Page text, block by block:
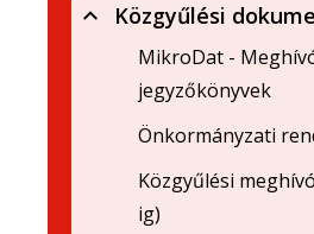
Közgyűlési
MikroDat -
jegyzőkönyvek
Önkormányzati
Közgyűlési
ig)